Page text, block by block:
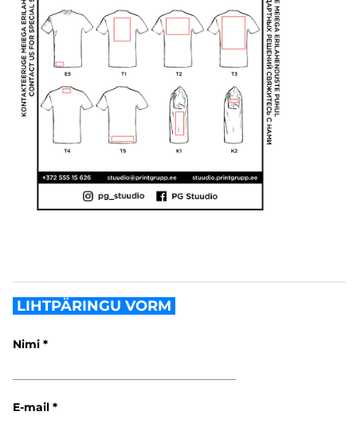
LIHTPÄRINGU VORM
Nimi
E-mail